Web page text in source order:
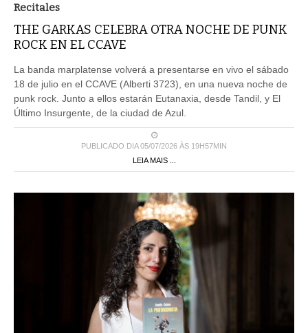
Recitales
THE GARKAS CELEBRA OTRA NOCHE DE PUNK
ROCK EN EL CCAVE
La banda marplatense volverá a presentarse en vivo el sábado
18 de julio en el CCAVE (Alberti 3723), en una nueva noche de
punk rock. Junto a ellos estarán Eutanaxia, desde Tandil, y El
Último Insurgente, de la ciudad de Azul.
PUBLICADO DIA 05/07/2026 ÀS 19H57MIN
LEIA MAIS ...